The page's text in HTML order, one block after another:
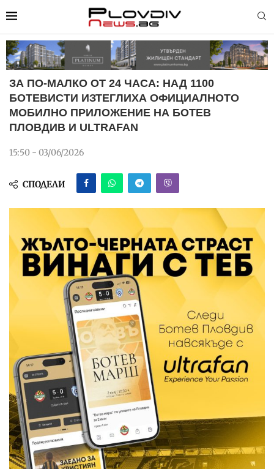
ЗА ПО-МАЛКО ОТ 24 ЧАСА: НАД 1100
БОТЕВИСТИ ИЗТЕГЛИХА ОФИЦИАЛНОТО
МОБИЛНО ПРИЛОЖЕНИЕ НА БОТЕВ
ПЛОВДИВ И ULTRAFAN
15:50 - 03/06/2026
СПОДЕЛИ